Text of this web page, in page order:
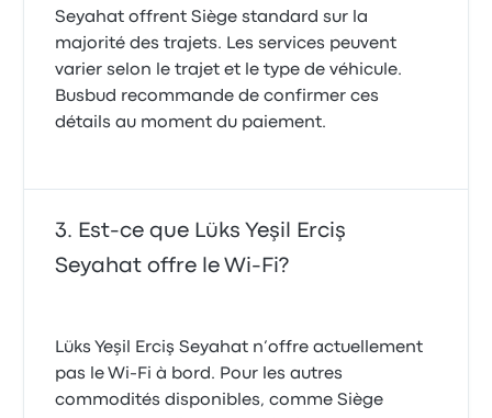
Seyahat offrent Siège standard sur la
majorité des trajets. Les services peuvent
varier selon le trajet et le type de véhicule.
Busbud recommande de confirmer ces
détails au moment du paiement.
Est-ce que Lüks Yeşil Erciş
Seyahat offre le Wi-Fi?
Lüks Yeşil Erciş Seyahat n’offre actuellement
pas le Wi‑Fi à bord. Pour les autres
commodités disponibles, comme Siège